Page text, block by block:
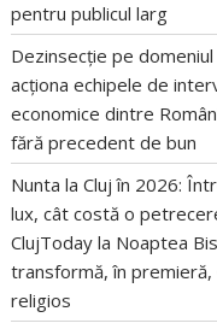
pentru publicul larg
Dezinsecție pe domeniul
acționa echipele de
economice dintre
fără precedent de bun
Nunta la Cluj în 2026:
lux, cât costă o
ClujToday la Noaptea
transformă, în premieră,
religios